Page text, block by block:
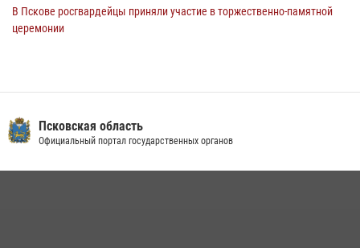
В Пскове росгвардейцы приняли участие в торжественно-памятной
церемонии
13 июля 2026, 05:29
хищение в магазине в Пскове
Псковская область
Официальный портал государственных органов